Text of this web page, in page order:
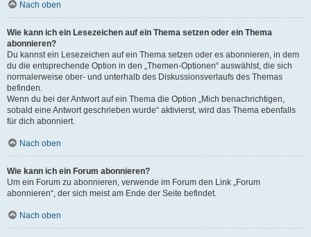
Nach oben
Wie kann ich ein Lesezeichen auf ein Thema setzen oder ein Thema
abonnieren?
Du kannst ein Lesezeichen auf ein Thema setzen oder es abonnieren, in dem
du die entsprechende Option in den „Themen-Optionen“ auswählst, die sich
normalerweise ober- und unterhalb des Diskussionsverlaufs des Themas
befinden.
Wenn du bei der Antwort auf ein Thema die Option „Mich benachrichtigen,
sobald eine Antwort geschrieben wurde“ aktivierst, wird das Thema ebenfalls
für dich abonniert.
Nach oben
Wie kann ich ein Forum abonnieren?
Um ein Forum zu abonnieren, verwende im Forum den Link „Forum
abonnieren“, der sich meist am Ende der Seite befindet.
Nach oben